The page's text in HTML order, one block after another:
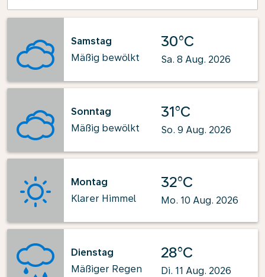
Samstag
Mäßig bewölkt
30°C
Sa. 8 Aug. 2026
Sonntag
Mäßig bewölkt
31°C
So. 9 Aug. 2026
Montag
Klarer Himmel
32°C
Mo. 10 Aug. 2026
Dienstag
Mäßiger Regen
28°C
Di. 11 Aug. 2026